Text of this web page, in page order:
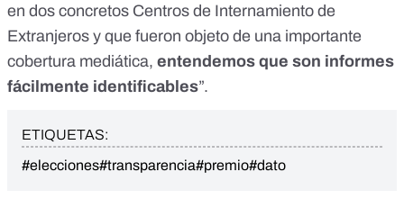
en dos concretos Centros de Internamiento de
Extranjeros y que fueron objeto de una importante
cobertura mediática, entendemos que son informes
fácilmente identificables”.
ETIQUETAS:
#elecciones#transparencia#premio#dato